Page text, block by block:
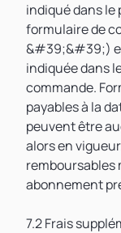
indiqué dans
formulaire de
&#39;&#39;)
indiquée dans
commande.
payables à la
peuvent être
alors en
remboursables
abonnement
7.2 Frais